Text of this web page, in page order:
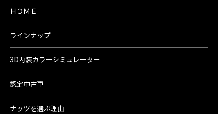
ＨＯＭＥ
ラインナップ
3D内装カラーシミュレーター
認定中古車
ナッツを選ぶ理由